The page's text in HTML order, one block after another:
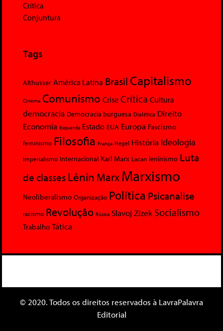
Crítica
Conjuntura
Tags
Althusser América Latina Brasil Capitalismo
Cinema Comunismo Crise Crítica Cultura
democracia Democracia burguesa Dialética Direito
Economia Esquerda Estado EUA Europa Fascismo
feminismo Filosofia França Hegel História Ideologia
Imperialismo Internacional Karl Marx Lacan leninismo Luta
de classesLênin MarxMarxismo
Neoliberalismo Organização Política Psicanalise
racismo Revolução Rússia Slavoj Zizek Socialismo
Trabalho Tática
© 2020. Todos os direitos reservados à LavraPalavra
Editorial